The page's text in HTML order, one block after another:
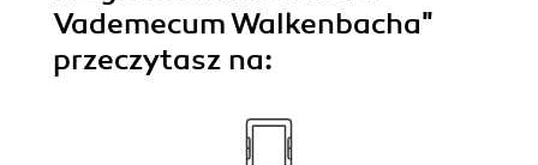
Vademecum Walkenbacha"
przeczytasz na: